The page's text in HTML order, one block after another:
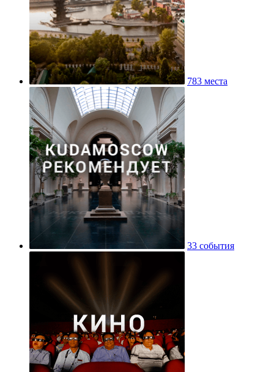
783 места
33 события